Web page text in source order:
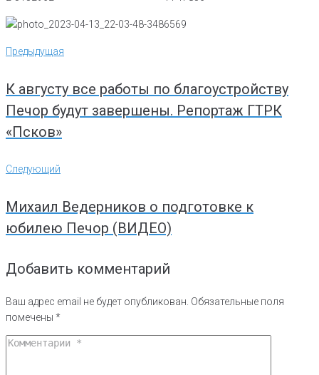
Навигация
по
Предыдущая
Предыдущая
К августу все работы по благоустройству
Печор будут завершены. Репортаж ГТРК
«Псков»
Следующий
Следующий
Михаил Ведерников о подготовке к
юбилею Печор (ВИДЕО)
Добавить комментарий
Ваш адрес email не будет опубликован. Обязательные поля
помечены *